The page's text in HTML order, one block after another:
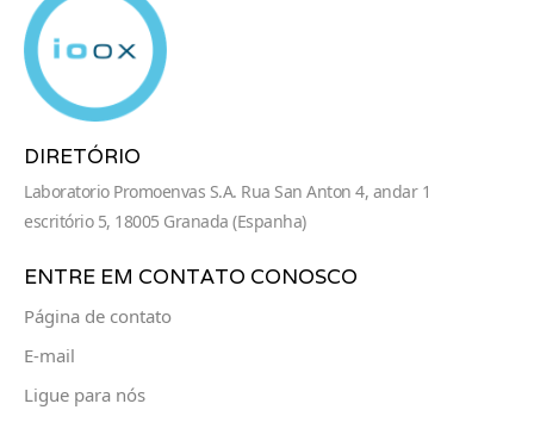
DIRETÓRIO
Laboratorio Promoenvas S.A. Rua San Anton 4, andar 1
escritório 5, 18005 Granada (Espanha)
ENTRE EM CONTATO CONOSCO
Página de contato
E-mail
Ligue para nós